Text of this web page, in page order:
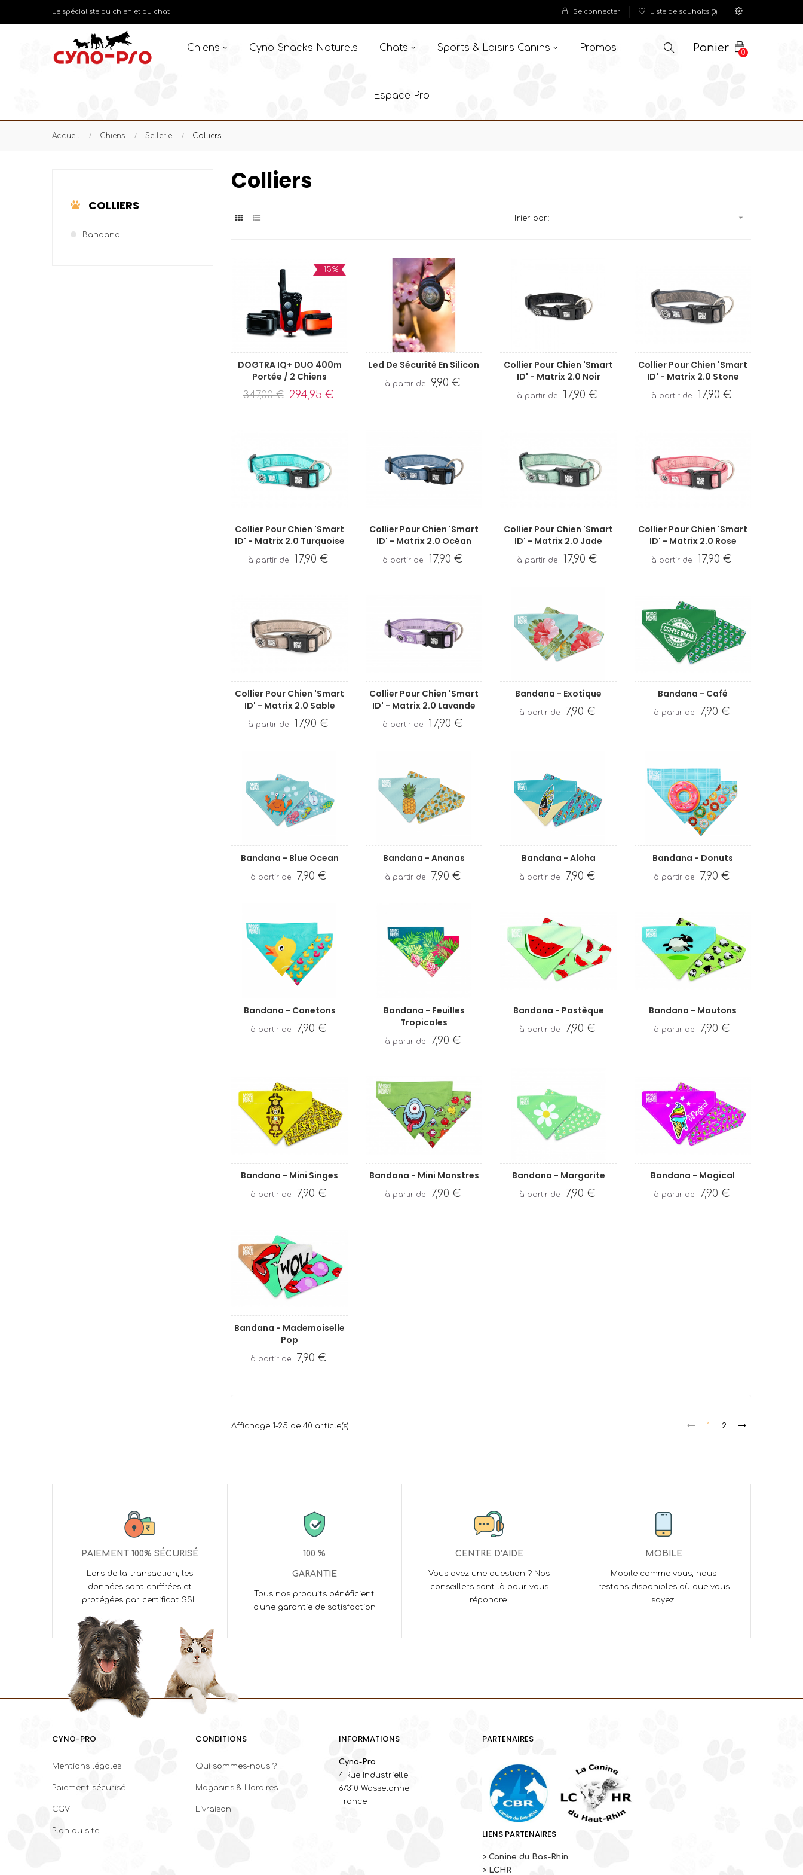
Le spécialiste du chien et du chat Se connecter Liste de souhaits(0)
Chiens Cyno-Snacks Naturels Chats Sports & Loisirs Canins Promos
Espace Pro
Panier 0
Accueil Chiens Sellerie Colliers
COLLIERS
Bandana
Colliers
Trier par: 
-15%
DOGTRA IQ+ DUO 400m
Portée / 2 Chiens
347,00 € 294,95 €
Led De Sécurité En Silicon
9,90 €
Collier Pour Chien 'Smart
ID' - Matrix 2.0 Noir
17,90 €
Collier Pour Chien 'Smart
ID' - Matrix 2.0 Stone
17,90 €
Collier Pour Chien 'Smart
ID' - Matrix 2.0 Turquoise
17,90 €
Collier Pour Chien 'Smart
ID' - Matrix 2.0 Océan
17,90 €
Collier Pour Chien 'Smart
ID' - Matrix 2.0 Jade
17,90 €
Collier Pour Chien 'Smart
ID' - Matrix 2.0 Rose
17,90 €
Collier Pour Chien 'Smart
ID' - Matrix 2.0 Sable
17,90 €
Collier Pour Chien 'Smart
ID' - Matrix 2.0 Lavande
17,90 €
Bandana - Exotique
7,90 €
Bandana - Café
7,90 €
Bandana - Blue Ocean
7,90 €
Bandana - Ananas
7,90 €
Bandana - Aloha
7,90 €
Bandana - Donuts
7,90 €
Bandana - Canetons
7,90 €
Bandana - Feuilles
Tropicales
7,90 €
Bandana - Pastèque
7,90 €
Bandana - Moutons
7,90 €
Bandana - Mini Singes
7,90 €
Bandana - Mini Monstres
7,90 €
Bandana - Margarite
7,90 €
Bandana - Magical
7,90 €
Bandana - Mademoiselle
Pop
7,90 €
Affichage 1-25 de 40 article(s) 1 2
PAIEMENT 100% SÉCURISÉ
Lors de la transaction, les
données sont chiffrées et
protégées par certificat SSL
100 %
GARANTIE
Tous nos produits bénéficient
d'une garantie de satisfaction
CENTRE D’AIDE
Vous avez une question ? Nos
conseillers sont là pour vous
répondre.
MOBILE
Mobile comme vous, nous
restons disponibles où que vous
soyez.
CYNO-PRO
Mentions légales
Paiement sécurisé
CGV
Plan du site
CONDITIONS
Qui sommes-nous ?
Magasins & Horaires
Livraison
INFORMATIONS
Cyno-Pro
4 Rue Industrielle
67310 Wasselonne
France
PARTENAIRES
LIENS PARTENAIRES
> Canine du Bas-Rhin
> LCHR